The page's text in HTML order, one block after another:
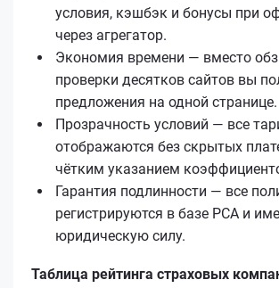
условия, кэшбэк и бонусы при
через агрегатор.
Экономия времени — вместо
проверки десятков сайтов вы
предложения на одной странице.
Прозрачность условий — все
отображаются без скрытых
чётким указанием
Гарантия подлинности — все
регистрируются в базе РСА и
юридическую силу.
Таблица рейтинга страховых